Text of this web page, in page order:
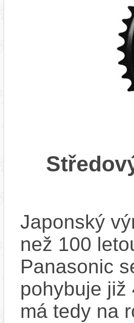
Japonský
než 100
Panasonic
pohybuje již
má tedy na